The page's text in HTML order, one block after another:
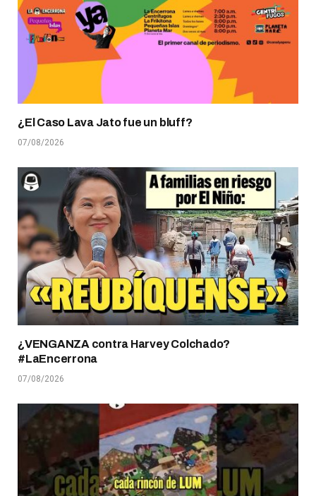
¿El Caso Lava Jato fue un bluff?
07/08/2026
¿VENGANZA contra Harvey Colchado?
#LaEncerrona
07/08/2026